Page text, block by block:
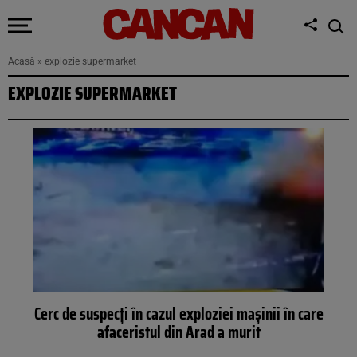
Acasă » explozie supermarket
EXPLOZIE SUPERMARKET
Cerc de suspecți în cazul exploziei mașinii în care
afaceristul din Arad a murit